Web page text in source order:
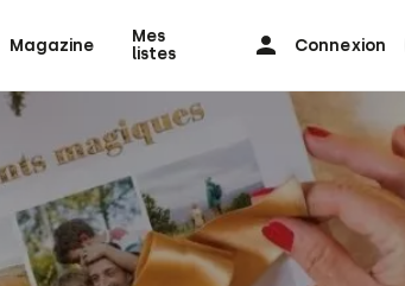
Magazine
Mes
listes
Connexion